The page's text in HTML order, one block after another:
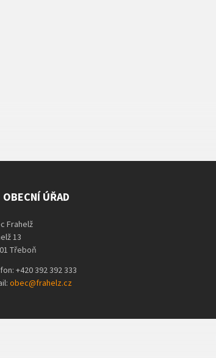
OBECNÍ ÚŘAD
Frahelž
13
Třeboň
+420 392 392 333
obec@frahelz.cz